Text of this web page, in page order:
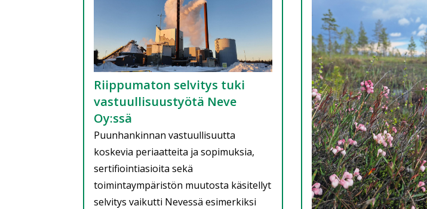
Riippumaton selvitys tuki
vastuullisuustyötä Neve
Oy:ssä
Puunhankinnan vastuullisuutta
koskevia periaatteita ja sopimuksia,
sertifiointiasioita sekä
toimintaympäristön muutosta käsitellyt
selvitys vaikutti Nevessä esimerkiksi